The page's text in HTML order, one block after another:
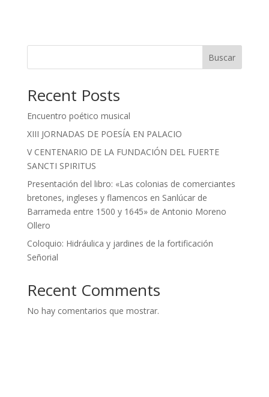
Buscar
Recent Posts
Encuentro poético musical
XIII JORNADAS DE POESÍA EN PALACIO
V CENTENARIO DE LA FUNDACIÓN DEL FUERTE
SANCTI SPIRITUS
Presentación del libro: «Las colonias de comerciantes
bretones, ingleses y flamencos en Sanlúcar de
Barrameda entre 1500 y 1645» de Antonio Moreno
Ollero
Coloquio: Hidráulica y jardines de la fortificación
Señorial
Recent Comments
No hay comentarios que mostrar.